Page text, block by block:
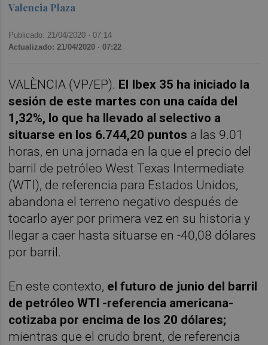
Valencia Plaza
Publicado: 21/04/2020 ·07:14
Actualizado: 21/04/2020 · 07:22
VALÈNCIA (VP/EP). El Ibex 35 ha iniciado la
sesión de este martes con una caída del
1,32%, lo que ha llevado al selectivo a
situarse en los 6.744,20 puntos a las 9.01
horas, en una jornada en la que el precio del
barril de petróleo West Texas Intermediate
(WTI), de referencia para Estados Unidos,
abandona el terreno negativo después de
tocarlo ayer por primera vez en su historia y
llegar a caer hasta situarse en -40,08 dólares
por barril.
En este contexto, el futuro de junio del barril
de petróleo WTI -referencia americana-
cotizaba por encima de los 20 dólares;
mientras que el crudo brent, de referencia